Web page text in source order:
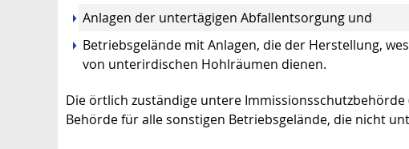
Anlagen der untertägigen Abfallentsorgung und
Betriebsgelände mit Anlagen, die der Herstellung,
von unterirdischen Hohlräumen dienen.
Die örtlich zuständige untere
Behörde für alle sonstigen Betriebsgelände, die nicht